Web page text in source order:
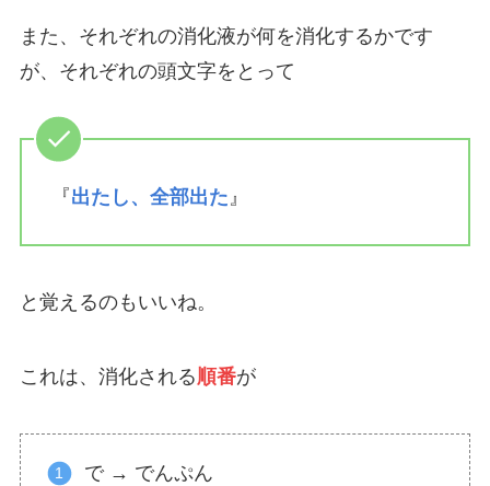
また、それぞれの消化液が何を消化するかです
が、それぞれの頭文字をとって
『出たし、全部出た 』
と覚えるのもいいね。
これは、消化される順番が
で → でんぷん